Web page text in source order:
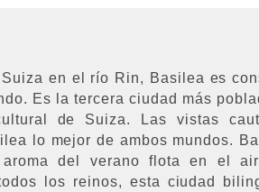
en el río Rin, Basilea es
Es la tercera ciudad más
de Suiza. Las vistas
lo mejor de ambos mundos.
aroma del verano flota en el
los reinos, esta ciudad